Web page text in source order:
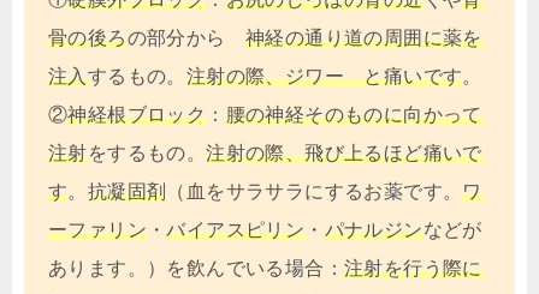
骨の後ろの部分から神経の通り道の周囲に薬を
注入するもの。 注射の際、ジワー と痛いです。
②神経根ブロック ： 腰の神経そのものに向かって
注射をするもの。注射の際、飛び上るほど痛いで
す。 抗凝固剤 （血をサラサラにするお薬です。ワ
ーファリン ・バイアスピリン ・ パナルジンなどが
あります。）を飲んでいる場合： 注射を行う際に